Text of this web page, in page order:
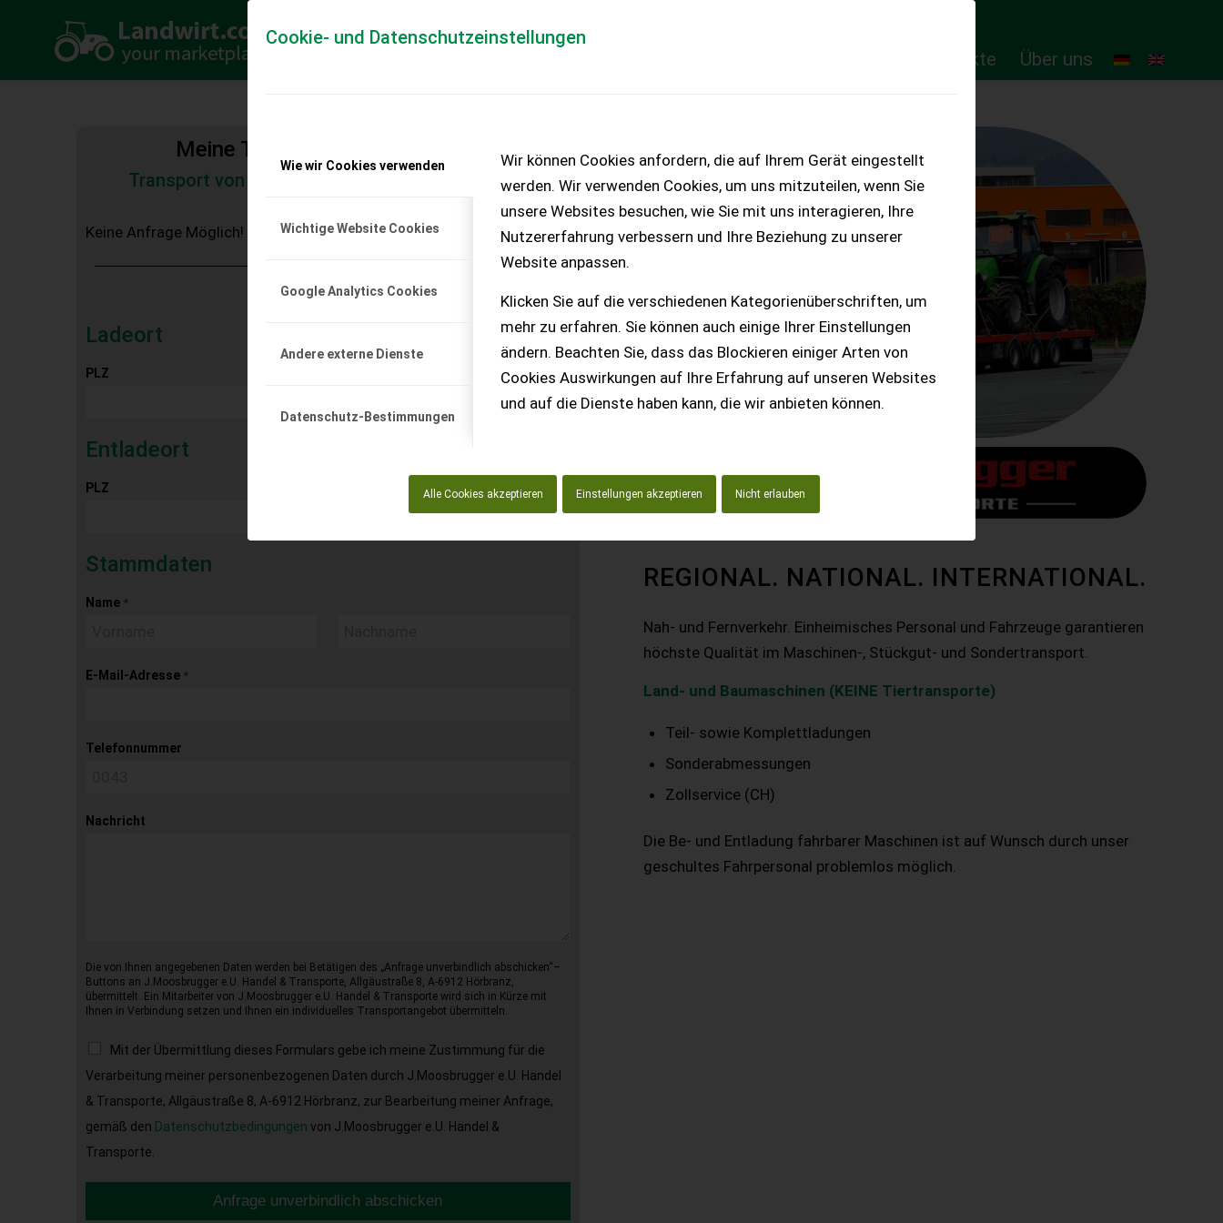
Cookie- und Datenschutzeinstellungen
Wie wir Cookies verwenden
Wichtige Website Cookies
Google Analytics Cookies
Andere externe Dienste
Datenschutz-Bestimmungen
Wir können Cookies anfordern, die auf Ihrem Gerät eingestellt
werden. Wir verwenden Cookies, um uns mitzuteilen, wenn Sie
unsere Websites besuchen, wie Sie mit uns interagieren, Ihre
Nutzererfahrung verbessern und Ihre Beziehung zu unserer
Website anpassen.
Klicken Sie auf die verschiedenen Kategorienüberschriften, um
mehr zu erfahren. Sie können auch einige Ihrer Einstellungen
ändern. Beachten Sie, dass das Blockieren einiger Arten von
Cookies Auswirkungen auf Ihre Erfahrung auf unseren Websites
und auf die Dienste haben kann, die wir anbieten können.
Alle Cookies akzeptieren Einstellungen akzeptieren Nicht erlauben
Online-Produkte Über uns
Meine Transportkostenanfrage
Transport von Land- und Baumaschinen – KEINE
Keine Anfrage Möglich!
Ladeort
PLZ
Entladeort
PLZ
Stammdaten
Name *
E-Mail-Adresse *
Telefonnummer
Nachricht
Die von Ihnen angegebenen Daten werden bei Betätigen des „Anfrage unverbindlich abschicken“–
Buttons an J.Moosbrugger e.U. Handel & Transporte, Allgäustraße 8, A-6912 Hörbranz,
übermittelt. Ein Mitarbeiter von J.Moosbrugger e.U. Handel & Transporte wird sich in Kürze mit
Ihnen in Verbindung setzen und Ihnen ein individuelles Transportangebot übermitteln.
Mit der Übermittlung dieses Formulars gebe ich meine Zustimmung für die
Verarbeitung meiner personenbezogenen Daten durch J.Moosbrugger e.U. Handel
& Transporte, Allgäustraße 8, A-6912 Hörbranz, zur Bearbeitung meiner Anfrage,
gemäß den Datenschutzbedingungen von J.Moosbrugger e.U. Handel &
Transporte.
Anfrage unverbindlich abschicken
REGIONAL. NATIONAL. INTERNATIONAL.
Nah- und Fernverkehr. Einheimisches Personal und Fahrzeuge garantieren
höchste Qualität im Maschinen-, Stückgut- und Sondertransport.
Land- und Baumaschinen (KEINE Tiertransporte)
Teil- sowie Komplettladungen
Sonderabmessungen
Zollservice (CH)
Die Be- und Entladung fahrbarer Maschinen ist auf Wunsch durch unser
geschultes Fahrpersonal problemlos möglich.